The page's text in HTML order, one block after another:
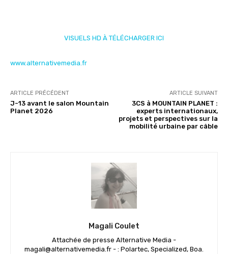
VISUELS HD À TÉLÉCHARGER ICI
www.alternativemedia.fr
ARTICLE PRÉCÉDENT
J-13 avant le salon Mountain
Planet 2026
ARTICLE SUIVANT
3CS à MOUNTAIN PLANET :
experts internationaux,
projets et perspectives sur la
mobilité urbaine par câble
Magali Coulet
Attachée de presse Alternative Media -
magali@alternativemedia.fr - : Polartec, Specialized, Boa.